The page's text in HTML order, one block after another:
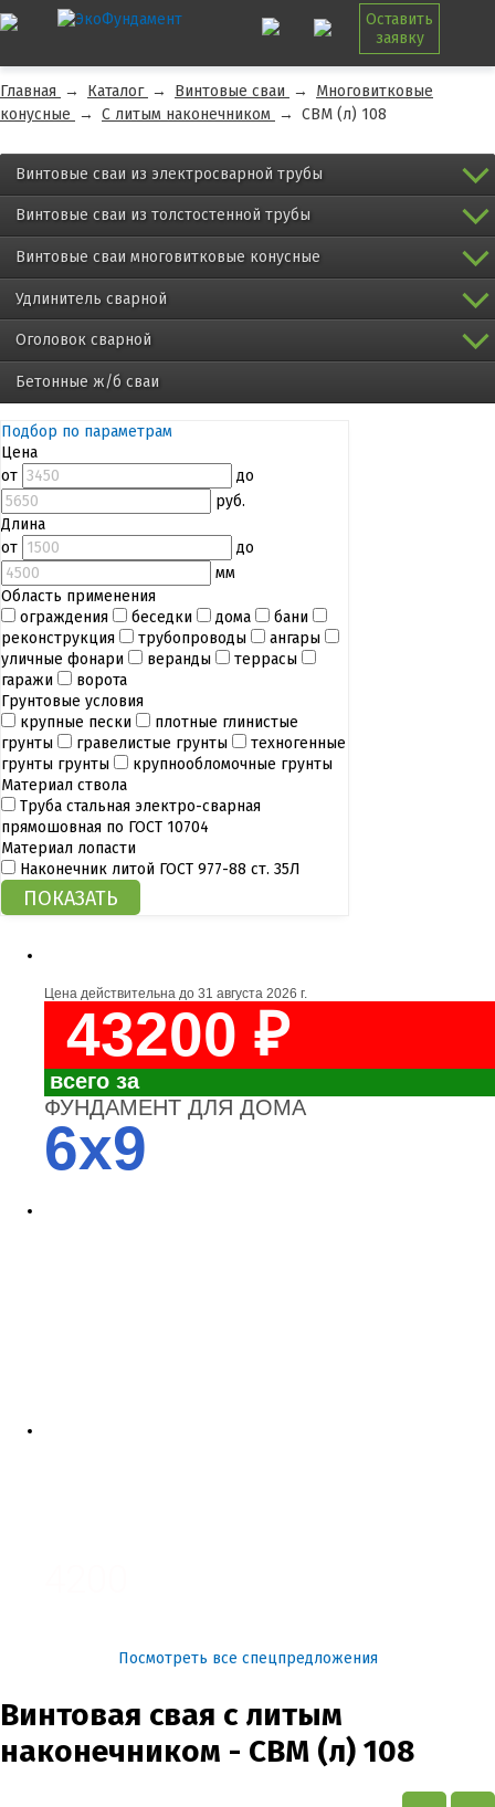
Оставить
заявку
Главная → Каталог → Винтовые сваи →
Многовитковые
конусные → С литым наконечником → СВМ (л) 108
Винтовые сваи из электросварной трубы
Винтовые сваи из толстостенной трубы
Винтовые сваи многовитковые конусные
Удлинитель сварной
Оголовок сварной
Бетонные ж/б сваи
Подбор по параметрам
Цена
от
до
руб.
Длина
от
до
мм
Область применения
ограждения
беседки дома
бани
реконструкция
трубопроводы
ангары
уличные фонари
веранды
террасы
гаражи
ворота
Грунтовые условия
крупные пески
плотные глинистые
грунты
гравелистые грунты
техногенные
грунты грунты
крупнообломочные грунты
Материал ствола
Труба стальная электро-сварная
прямошовная по ГОСТ 10704
Материал лопасти
Наконечник литой ГОСТ 977-88 ст. 35Л
Цена действительна до 31 августа 2026 г.
43200 ₽
всего за
ФУНДАМЕНТ ДЛЯ ДОМА
6x9
Посмотреть все спецпредложения
Винтовая свая с литым
наконечником - СВМ (л) 108